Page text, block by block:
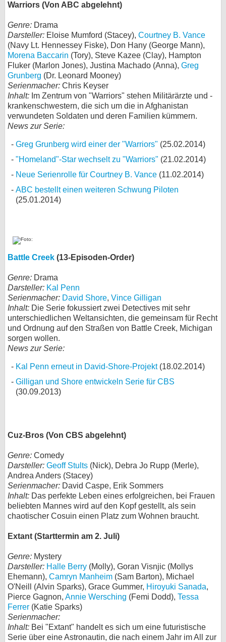
Warriors (Von ABC abgelehnt)
Genre: Drama
Darsteller: Eloise Mumford (Stacey), Courtney B. Vance
(Navy Lt. Hennessey Fiske), Don Hany (George Mann),
Morena Baccarin (Tory), Steve Kazee (Clay), Hampton
Fluker (Marlon Jones), Justina Machado (Anna), Greg
Grunberg (Dr. Leonard Mooney)
Serienmacher: Chris Keyser
Inhalt: Im Zentrum von "Warriors" stehen Militärärzte und -
krankenschwestern, die sich um die in Afghanistan
verwundeten Soldaten und deren Familien kümmern.
News zur Serie:
Greg Grunberg wird einer der "Warriors" (25.02.2014)
"Homeland"-Star wechselt zu "Warriors" (21.02.2014)
Neue Serienrolle für Courtney B. Vance (11.02.2014)
ABC bestellt einen weiteren Schwung Piloten
(25.01.2014)
Battle Creek (13-Episoden-Order)
Genre: Drama
Darsteller: Kal Penn
Serienmacher: David Shore, Vince Gilligan
Inhalt: Die Serie fokussiert zwei Detectives mit sehr
unterschiedlichen Weltansichten, die gemeinsam für Recht
und Ordnung auf den Straßen von Battle Creek, Michigan
sorgen wollen.
News zur Serie:
Kal Penn erneut in David-Shore-Projekt(18.02.2014)
Gilligan und Shore entwickeln Serie für CBS
(30.09.2013)
Cuz-Bros (Von CBS abgelehnt)
Genre: Comedy
Darsteller: Geoff Stults (Nick), Debra Jo Rupp (Merle),
Andrea Anders (Stacey)
Serienmacher: David Caspe, Erik Sommers
Inhalt: Das perfekte Leben eines erfolgreichen, bei Frauen
beliebten Mannes wird auf den Kopf gestellt, als sein
chaotischer Cosuin einen Platz zum Wohnen braucht.
Extant (Starttermin am 2. Juli)
Genre: Mystery
Darsteller: Halle Berry (Molly), Goran Visnjic (Mollys
Ehemann), Camryn Manheim (Sam Barton), Michael
O'Neill (Alvin Sparks), Grace Gummer, Hiroyuki Sanada,
Pierce Gagnon, Annie Wersching (Femi Dodd), Tessa
Ferrer (Katie Sparks)
Serienmacher:
Inhalt: Bei "Extant" handelt es sich um eine futuristische
Serie über eine Astronautin, die nach einem Jahr im All zur